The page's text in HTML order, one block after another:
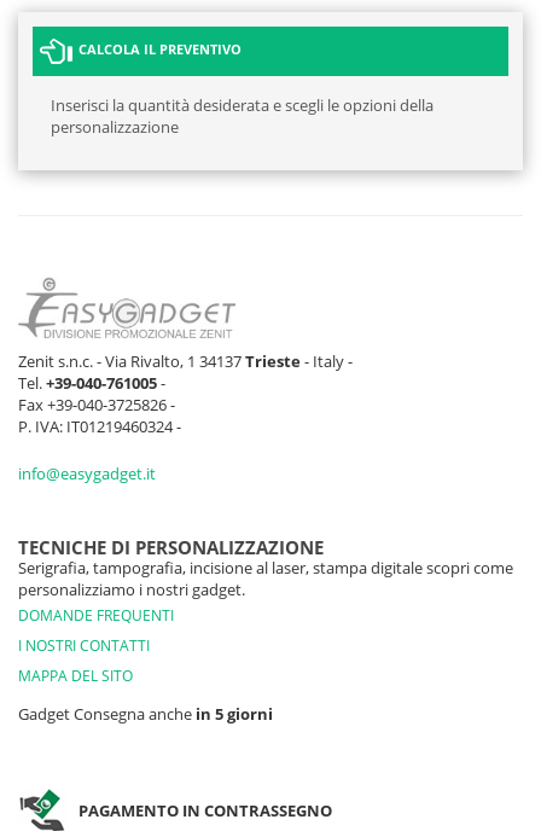
CALCOLA IL PREVENTIVO
Inserisci la quantità desiderata e scegli le opzioni della
personalizzazione
Zenit s.n.c. - Via Rivalto, 1 34137Trieste- Italy -
Tel.+39-040-761005-
Fax +39-040-3725826 -
P. IVA: IT01219460324 -
info@easygadget.it
TECNICHE DI PERSONALIZZAZIONE
Serigrafia, tampografia, incisione al laser, stampa digitale scopri come
personalizziamo i nostri gadget.
DOMANDE FREQUENTI
I NOSTRI CONTATTI
MAPPA DEL SITO
Gadget Consegna anche in 5 giorni
PAGAMENTO IN CONTRASSEGNO